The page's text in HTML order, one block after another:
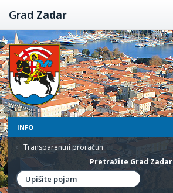
Preskoči
na
sadržaj
Grad Zadar
INFO
Transparentni proračun
Pretražite Grad Zadar